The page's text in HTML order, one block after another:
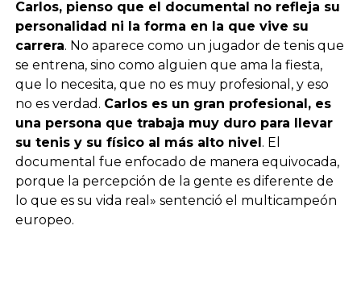
Carlos, pienso que el documental no refleja su
personalidad ni la forma en la que vive su
carrera. No aparece como un jugador de tenis que
se entrena, sino como alguien que ama la fiesta,
que lo necesita, que no es muy profesional, y eso
no es verdad. Carlos es un gran profesional, es
una persona que trabaja muy duro para llevar
su tenis y su físico al más alto nivel. El
documental fue enfocado de manera equivocada,
porque la percepción de la gente es diferente de
lo que es su vida real» sentenció el multicampeón
europeo.